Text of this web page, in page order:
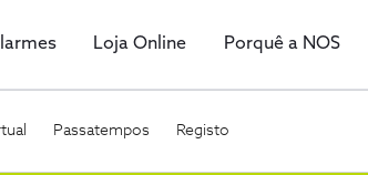
Loja Online Porquê a NOS
Passatempos Registo